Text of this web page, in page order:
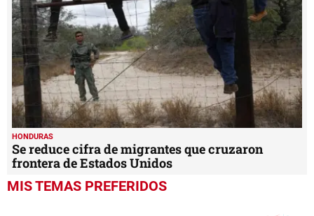
HONDURAS
Se reduce cifra de migrantes que cruzaron
frontera de Estados Unidos
MIS TEMAS PREFERIDOS